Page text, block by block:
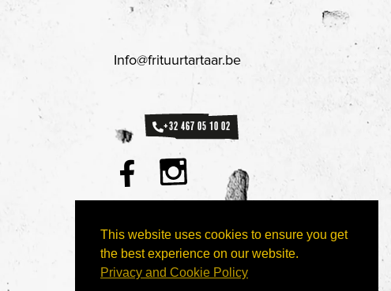
Info@frituurtartaar.be
+32 467 05 10 02
F
a
c
e
b
BESTEL
This website uses cookies to ensure you get
the best experience on our website.
Privacy and Cookie Policy